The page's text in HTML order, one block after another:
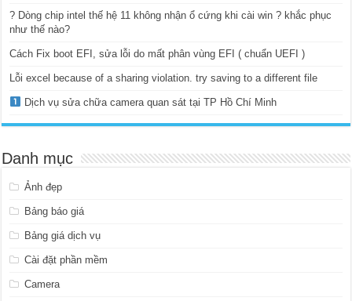
? Dòng chip intel thế hệ 11 không nhận ổ cứng khi cài win ? khắc phục
như thế nào?
Cách Fix boot EFI, sửa lỗi do mất phân vùng EFI ( chuẩn UEFI )
Lỗi excel because of a sharing violation. try saving to a different file
Dịch vụ sửa chữa camera quan sát tại TP Hồ Chí Minh
Danh mục
Ảnh đẹp
Bảng báo giá
Bảng giá dịch vụ
Cài đặt phần mềm
Camera